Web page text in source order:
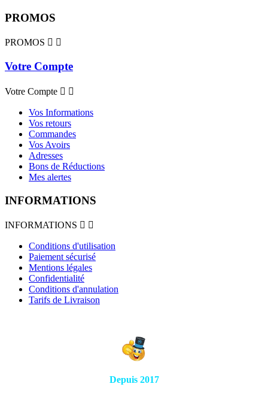
PROMOS
PROMOS  
Votre Compte
Votre Compte  
Vos Informations
Vos retours
Commandes
Vos Avoirs
Adresses
Bons de Réductions
Mes alertes
INFORMATIONS
INFORMATIONS  
Conditions d'utilisation
Paiement sécurisé
Mentions légales
Confidentialité
Conditions d'annulation
Tarifs de Livraison
Depuis 2017